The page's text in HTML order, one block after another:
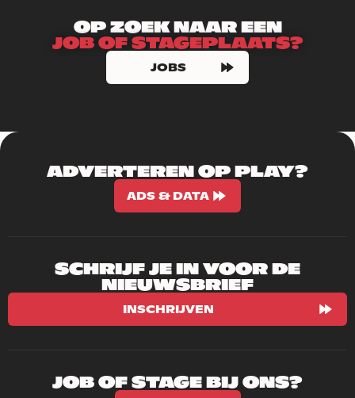
OP ZOEK NAAR EEN
JOB OF STAGEPLAATS?
JOBS
ADVERTEREN OP PLAY?
ADS & DATA
SCHRIJF JE IN VOOR DE
NIEUWSBRIEF
INSCHRIJVEN
JOB OF STAGE BIJ ONS?